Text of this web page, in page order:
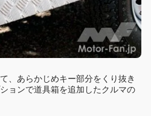
、あらかじめキー部分をくり抜き
ョンで道具箱を追加したクルマの